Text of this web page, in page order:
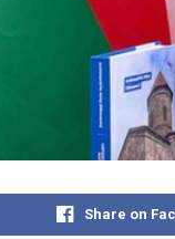
Share on